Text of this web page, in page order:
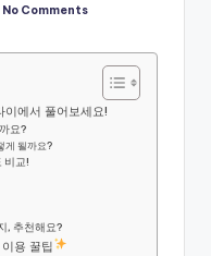
No Comments
이에서 풀어보세요!
요?
게 될까요?
비교!
, 추천해요?
용 꿀팁